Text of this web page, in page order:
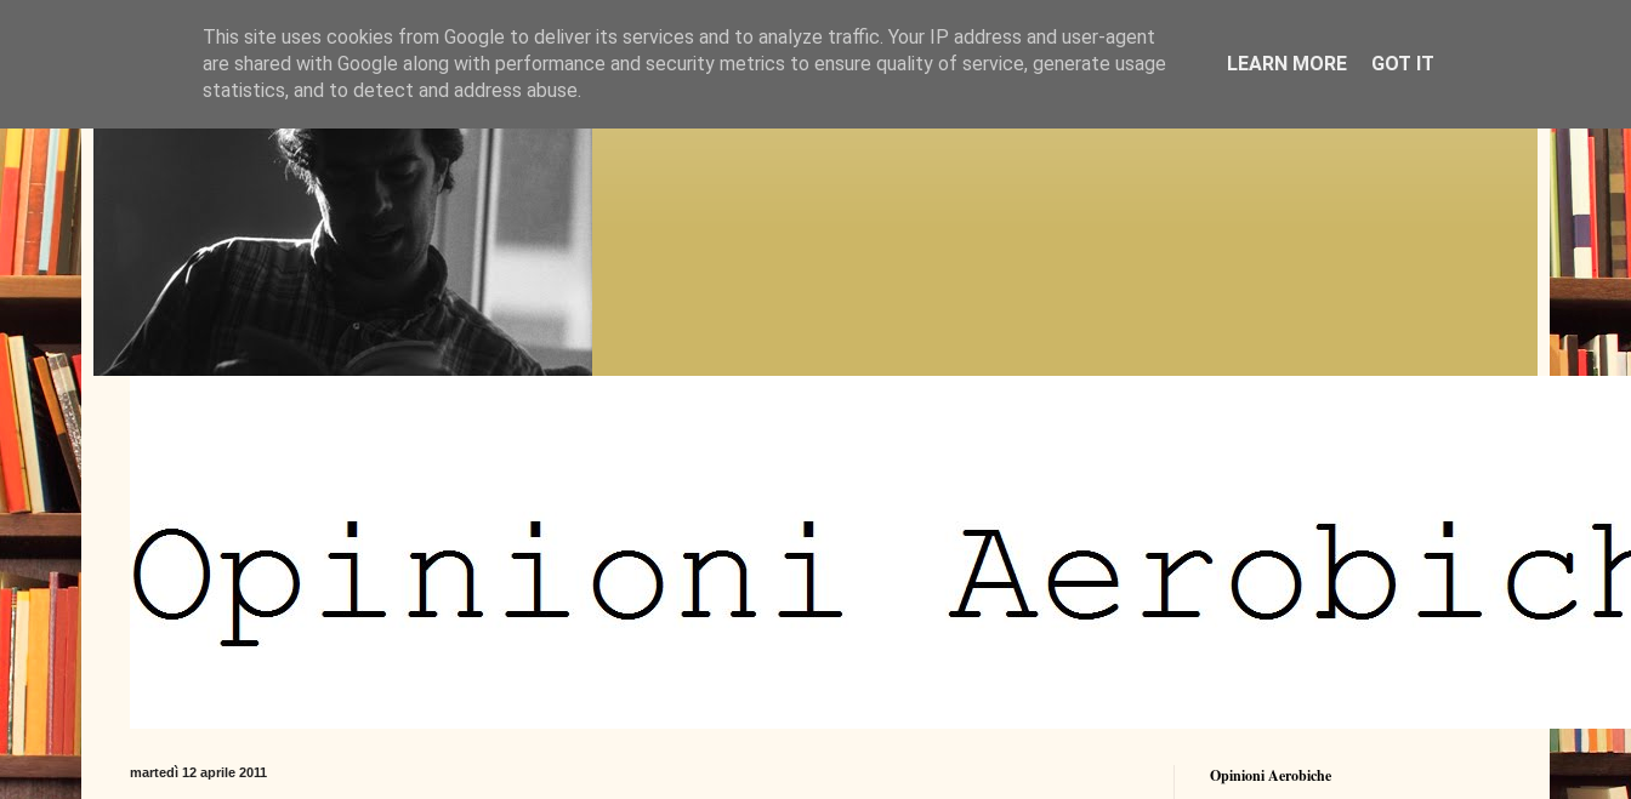
martedì 12 aprile 2011 Opinioni Aerobiche
This site uses cookies from Google to deliver its services and to analyze traffic. Your IP address and user-agent
are shared with Google along with performance and security metrics to ensure quality of service, generate usage
statistics, and to detect and address abuse.
LEARN MORE GOT IT